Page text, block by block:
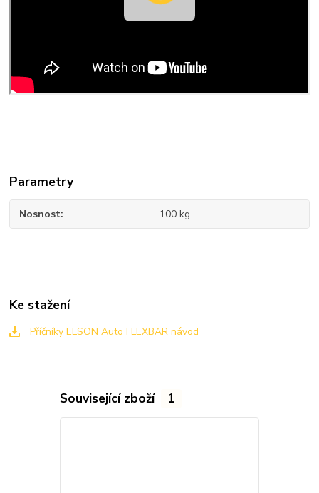
Parametry
Nosnost 100 kg
Ke stažení
Příčníky ELSON Auto FLEXBAR návod
Související zboží 1